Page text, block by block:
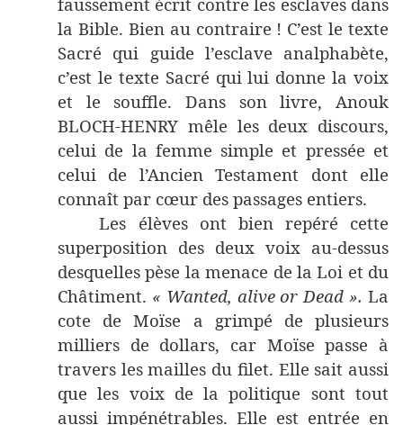
la Bible. Bien au contraire ! C’est le texte
Sacré qui guide l’esclave analphabète,
c’est le texte Sacré qui lui donne la voix
et le souffle. Dans son livre, Anouk
BLOCH-HENRY mêle les deux discours,
celui de la femme simple et pressée et
celui de l’Ancien Testament dont elle
connaît par cœur des passages entiers.
Les élèves ont bien repéré cette
superposition des deux voix au-dessus
desquelles pèse la menace de la Loi et du
Châtiment. « Wanted, alive or Dead ». La
cote de Moïse a grimpé de plusieurs
milliers de dollars, car Moïse passe à
travers les mailles du filet. Elle sait aussi
que les voix de la politique sont tout
aussi impénétrables. Elle est entrée en